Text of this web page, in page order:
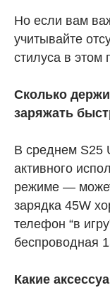
Но если вам
учитывайте
стилуса в этом
Сколько
заряжать
В среднем S25
активного
режиме —
зарядка 45W
телефон “в
беспроводная
Какие